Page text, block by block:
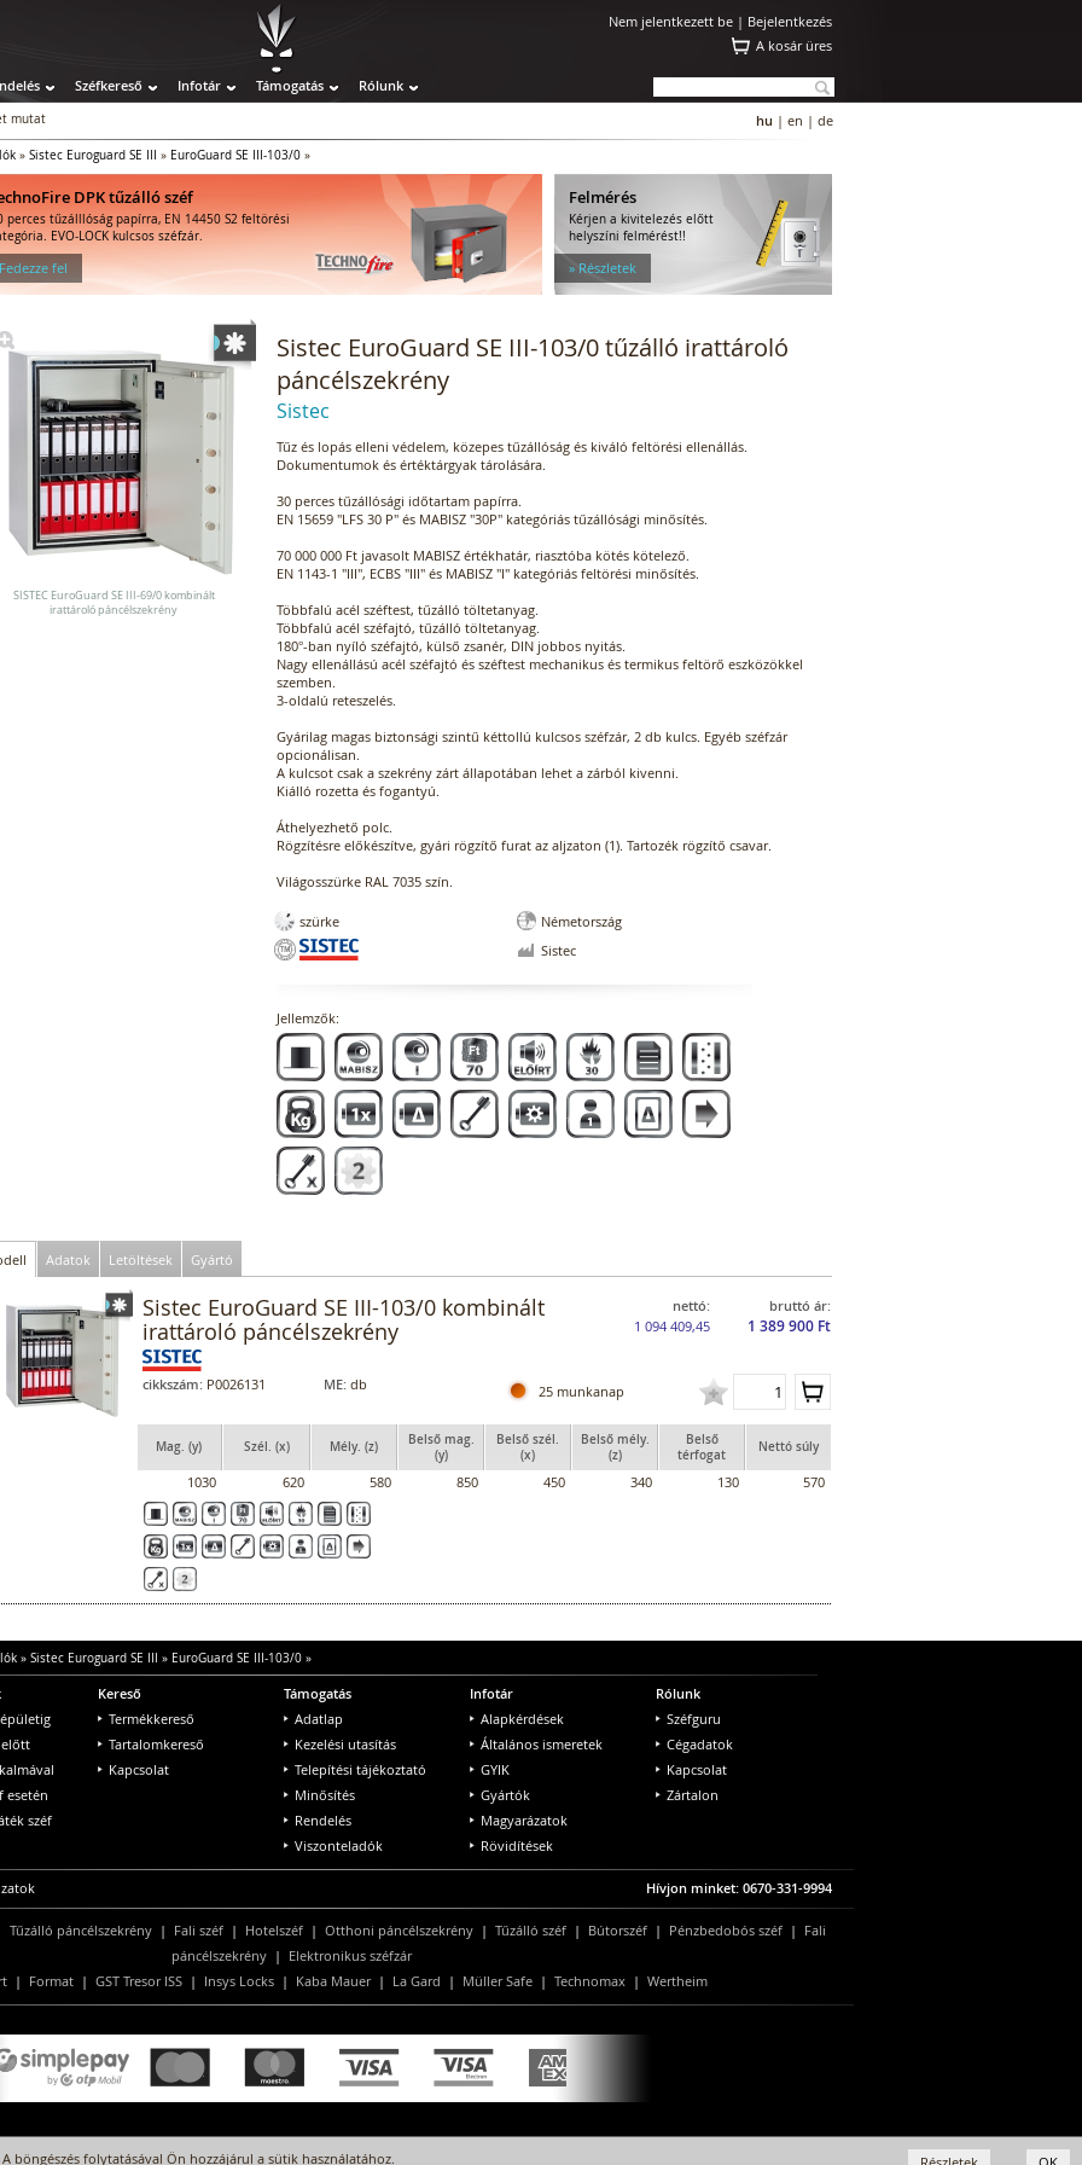
Nem jelentkezett be | Bejelentkezés
A kosár üres
Széfkereső Infotár Támogatás Rólunk
mutat hu | en | de
» Sistec Euroguard SE III » EuroGuard SE III-103/0 »
DPK tűzálló széf
perces tűzálllóság papírra, EN 14450 S2 feltörési
EVO-LOCK kulcsos széfzár.
fel
Felmérés
Kérjen a kivitelezés előtt
helyszíni felmérést!!
» Részletek
SISTEC EuroGuard SE III-69/0 kombinált
irattároló páncélszekrény
Sistec EuroGuard SE III-103/0 tűzálló irattároló
páncélszekrény
Sistec
Tűz és lopás elleni védelem, közepes tűzállóság és kiváló feltörési ellenállás.
Dokumentumok és értéktárgyak tárolására.
30 perces tűzállósági időtartam papírra.
EN 15659 "LFS 30 P" és MABISZ "30P" kategóriás tűzállósági minősítés.
70 000 000 Ft javasolt MABISZ értékhatár, riasztóba kötés kötelező.
EN 1143-1 "III", ECBS "III" és MABISZ "I" kategóriás feltörési minősítés.
Többfalú acél széftest, tűzálló töltetanyag.
Többfalú acél széfajtó, tűzálló töltetanyag.
180°-ban nyíló széfajtó, külső zsanér, DIN jobbos nyitás.
Nagy ellenállású acél széfajtó és széftest mechanikus és termikus feltörő eszközökkel
szemben.
3-oldalú reteszelés.
Gyárilag magas biztonsági szintű kéttollú kulcsos széfzár, 2 db kulcs. Egyéb széfzár
opcionálisan.
A kulcsot csak a szekrény zárt állapotában lehet a zárból kivenni.
Kiálló rozetta és fogantyú.
Áthelyezhető polc.
Rögzítésre előkészítve, gyári rögzítő furat az aljzaton (1). Tartozék rögzítő csavar.
Világosszürke RAL 7035 szín.
szürke
Németország
Sistec
Jellemzők:
Adatok Letöltések Gyártó
nettó:
1 094 409,45
bruttó ár:
1 389 900 Ft
Sistec EuroGuard SE III-103/0 kombinált
irattároló páncélszekrény
cikkszám: P0026131 ME: db 25 munkanap
Mag. (y) Szél. (x) Mély. (z)
Belső mag.
(y)
Belső szél.
(x)
Belső mély.
(z)
Belső
térfogat
Nettó súly
1030 620 580 850 450 340 130 570
» Sistec Euroguard SE III » EuroGuard SE III-103/0»
előtt
esetén
széf
Kereső
Termékkereső
Tartalomkereső
Kapcsolat
Támogatás
Adatlap
Kezelési utasítás
Telepítési tájékoztató
Minősítés
Rendelés
Viszonteladók
Infotár
Alapkérdések
Általános ismeretek
GYIK
Gyártók
Magyarázatok
Rövidítések
Rólunk
Széfguru
Cégadatok
Kapcsolat
Zártalon
Hívjon minket: 0670-331-9994
Tűzálló páncélszekrény| Fali széf| Hotelszéf| Otthoni páncélszekrény| Tűzálló széf| Bútorszéf| Pénzbedobós széf| Fali
páncélszekrény | Elektronikus széfzár
| Format | GST Tresor ISS | Insys Locks | Kaba Mauer| La Gard | Müller Safe | Technomax | Wertheim
böngészés folytatásával Ön hozzájárul a sütik használatához. OK
Részletek